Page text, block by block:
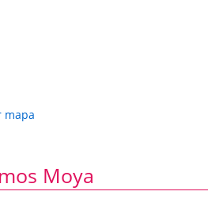
sobre Bibliografía
de la delincuencia juvenil
mapa
Moya